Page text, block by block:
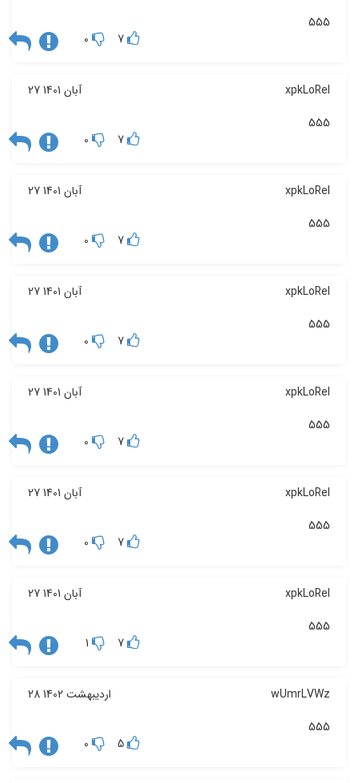
555
7
0
xpkLoRel 27 آبان 1401
555
7
0
xpkLoRel 27 آبان 1401
555
7
0
xpkLoRel 27 آبان 1401
555
7
0
xpkLoRel 27 آبان 1401
555
7
0
xpkLoRel 27 آبان 1401
555
7
0
xpkLoRel 27 آبان 1401
555
7
1
wUmrLVWz 28 اردیبهشت 1402
555
5
0